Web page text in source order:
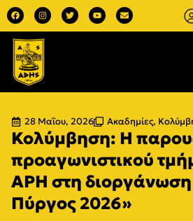
28 Μαΐου, 2026 Ακαδημίες,
Κολύμβηση: Η
προαγωνιστικού
ΑΡΗ στη
Πύργος 2026»